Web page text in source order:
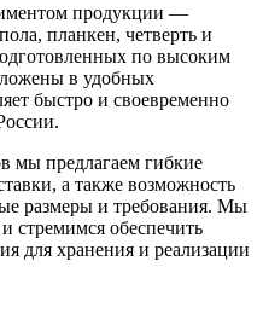
продукции —
планкен, четверть и
по высоким
в удобных
быстро и своевременно
мы предлагаем гибкие
а также возможность
размеры и требования. Мы
стремимся обеспечить
для хранения и реализации